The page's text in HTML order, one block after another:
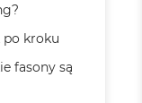
po kroku
fasony są